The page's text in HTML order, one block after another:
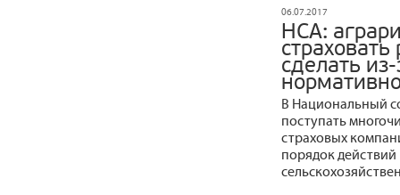
06.07.2017
НСА:
сделать
В Национальный
поступать
страховых
порядок действий